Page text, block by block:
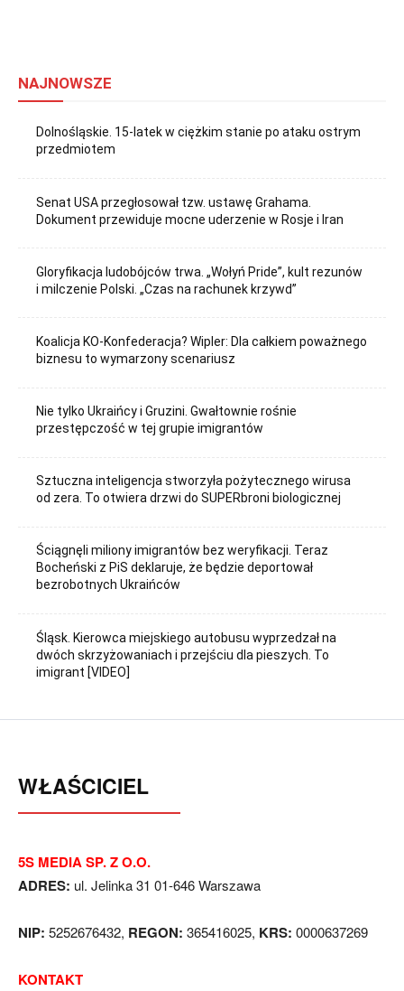
NAJNOWSZE
Dolnośląskie. 15-latek w ciężkim stanie po ataku ostrym
przedmiotem
Senat USA przegłosował tzw. ustawę Grahama.
Dokument przewiduje mocne uderzenie w Rosje i Iran
Gloryfikacja ludobójców trwa. „Wołyń Pride”, kult rezunów
i milczenie Polski. „Czas na rachunek krzywd”
Koalicja KO-Konfederacja? Wipler: Dla całkiem poważnego
biznesu to wymarzony scenariusz
Nie tylko Ukraińcy i Gruzini. Gwałtownie rośnie
przestępczość w tej grupie imigrantów
Sztuczna inteligencja stworzyła pożytecznego wirusa
od zera. To otwiera drzwi do SUPERbroni biologicznej
Ściągnęli miliony imigrantów bez weryfikacji. Teraz
Bocheński z PiS deklaruje, że będzie deportował
bezrobotnych Ukraińców
Śląsk. Kierowca miejskiego autobusu wyprzedzał na
dwóch skrzyżowaniach i przejściu dla pieszych. To
imigrant [VIDEO]
WŁAŚCICIEL
5S MEDIA SP. Z O.O.
ADRES: ul. Jelinka 31 01-646 Warszawa
NIP: 5252676432, REGON: 365416025, KRS: 0000637269
KONTAKT